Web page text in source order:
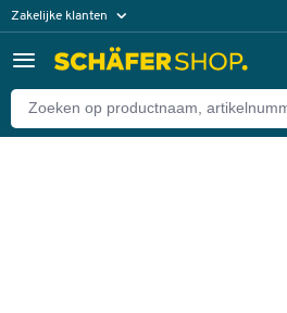
Zakelijke klanten
Particuliere klanten
Terug